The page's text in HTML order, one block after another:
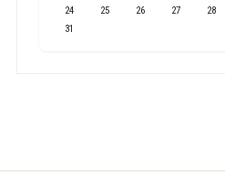
24
25 26 27 28
31